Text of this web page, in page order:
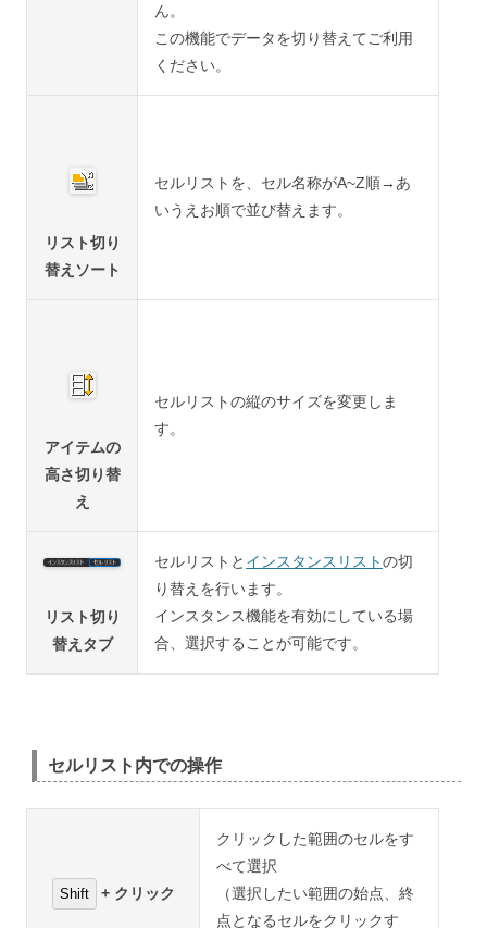
ん。
この機能でデータを切り替えてご利用
ください。
リスト切り
替えソート
セルリストを、セル名称がA~Z順→あ
いうえお順で並び替えます。
アイテムの
高さ切り替
え
セルリストの縦のサイズを変更しま
す。
リスト切り
替えタブ
セルリストと インスタンスリストの切
り替えを行います。
インスタンス機能を有効にしている場
合、選択することが可能です。
セルリスト内での操作
Shift + クリック
クリックした範囲のセルをす
べて選択
（選択したい範囲の始点、終
点となるセルをクリックす